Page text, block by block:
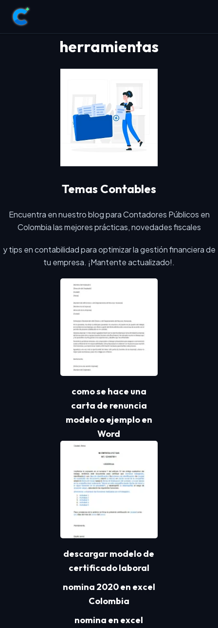
herramientas
Temas Contables
Encuentra en nuestro blog para Contadores Públicos en
Colombia las mejores prácticas, novedades fiscales
y tips en contabilidad para optimizar la gestión financiera de
tu empresa. ¡Mantente actualizado!.
como se hace una
carta de renuncia
modelo o ejemplo en
Word
descargar modelo de
certificado laboral
nomina 2020 en excel
Colombia
nomina en excel